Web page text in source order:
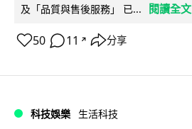
及「品質與售後服務」 已...
閱讀全文
50 11 ↗ 分享
科技娛樂 生活科技